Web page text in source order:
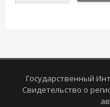
Государственный
Свидетельство о